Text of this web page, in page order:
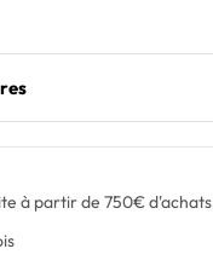
à partir de 750€ d'achats